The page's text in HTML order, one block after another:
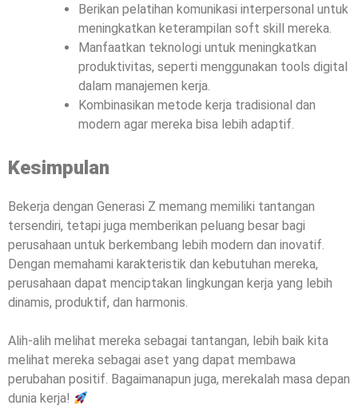
Berikan pelatihan komunikasi interpersonal untuk
meningkatkan keterampilan soft skill mereka.
Manfaatkan teknologi untuk meningkatkan
produktivitas, seperti menggunakan tools digital
dalam manajemen kerja.
Kombinasikan metode kerja tradisional dan
modern agar mereka bisa lebih adaptif.
Kesimpulan
Bekerja dengan Generasi Z memang memiliki tantangan
tersendiri, tetapi juga memberikan peluang besar bagi
perusahaan untuk berkembang lebih modern dan inovatif.
Dengan memahami karakteristik dan kebutuhan mereka,
perusahaan dapat menciptakan lingkungan kerja yang lebih
dinamis, produktif, dan harmonis.
Alih-alih melihat mereka sebagai tantangan, lebih baik kita
melihat mereka sebagai aset yang dapat membawa
perubahan positif. Bagaimanapun juga, merekalah masa depan
dunia kerja!